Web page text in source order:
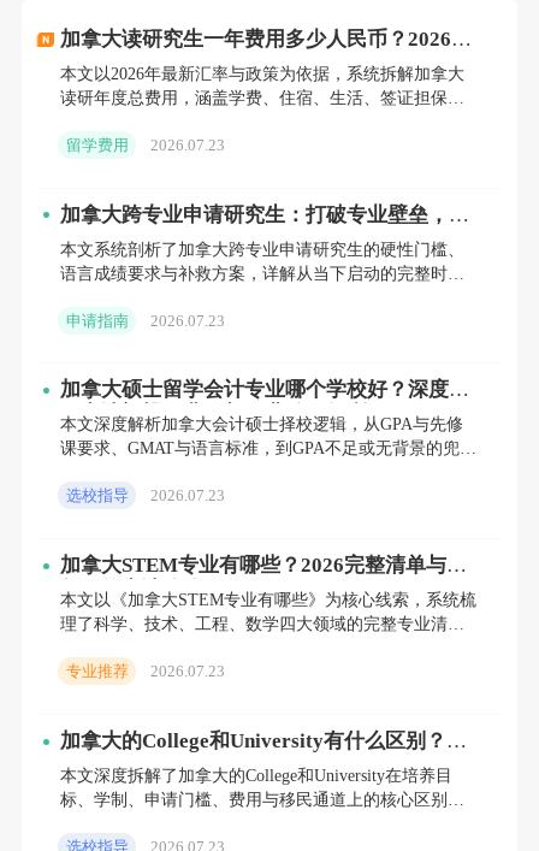
8000至10000加元（折合人民币约4万至5
万）之间。而校外租房，则因地区和房屋类型
一年下来约为3万至9万人民币。餐饮方面，自
己动手丰衣足食，每月约需750至1100加元
（折合人民币约3750至5500元），而外卖或
外出就餐，则费用倍增。
在加拿大，国际学生必须购买医疗保险以应对
不时之需，每年的医疗保险费用大约在800加
元（折合人民币约4500元）左右。此外，还有
书本费及学习用品等。这些费用虽然不是主要
开销，但也需要纳入预算范围，每年大约需要
额外准备800加元（折合人民币约4000元）左
右用于这些杂费。
节省费用篇：策略在手，轻松应对
为了减轻经济负担，留学生可以采取以下策略
加拿大读研究生一年费用多少人民币？2026年
最新账单拆给你看
本文以2026年最新汇率与政策为依据，系统拆解加拿大
读研年度总费用，涵盖学费、住宿、生活、签证担保金
学费减
留学费用 2026.07.23
加拿大跨专业申请研究生：打破专业壁垒，实
现学术路径重塑
本文系统剖析了加拿大跨专业申请研究生的硬性门槛、
语言成绩要求与补救方案，详解从当下启动的完整时间
从签证、打工政
申请指南 2026.07.23
加拿大硕士留学会计专业哪个学校好？深度拆
解申请门槛、费用与职业移民红利
本文深度解析加拿大会计硕士择校逻辑，从GPA与先修
课要求、GMAT与语言标准，到GPA不足或无背景的兜底
大学等真
选校指导 2026.07.23
加拿大STEM专业有哪些？2026完整清单与三
年工签申请攻略
本文以《加拿大STEM专业有哪些》为核心线索，系统梳
理了科学、技术、工程、数学四大领域的完整专业清
案、低分兜底路
专业推荐 2026.07.23
加拿大的College和University有什么区别？打
破“大专误解”，重新看清求学与移民的底层逻
辑
本文深度拆解了加拿大的College和University在培养目
标、学制、申请门槛、费用与移民通道上的核心区别。
选校指导 2026.07.23